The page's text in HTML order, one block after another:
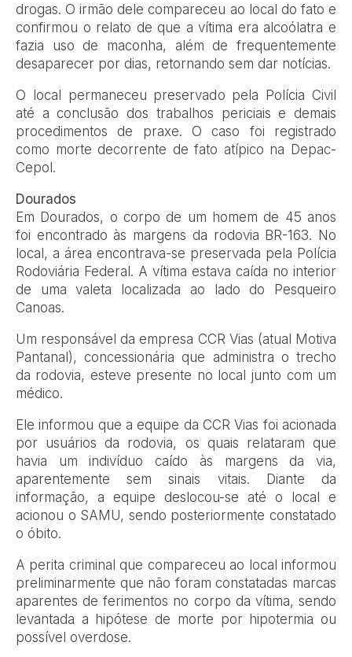
drogas. O irmão dele compareceu ao local do fato e
confirmou o relato de que a vítima era alcoólatra e
fazia uso de maconha, além de frequentemente
desaparecer por dias, retornando sem dar notícias.
O local permaneceu preservado pela Polícia Civil
até a conclusão dos trabalhos periciais e demais
procedimentos de praxe. O caso foi registrado
como morte decorrente de fato atípico na Depac-
Cepol.
Dourados
Em Dourados, o corpo de um homem de 45 anos
foi encontrado às margens da rodovia BR-163. No
local, a área encontrava-se preservada pela Polícia
Rodoviária Federal. A vítima estava caída no interior
de uma valeta localizada ao lado do Pesqueiro
Canoas.
Um responsável da empresa CCR Vias (atual Motiva
Pantanal), concessionária que administra o trecho
da rodovia, esteve presente no local junto com um
médico.
Ele informou que a equipe da CCR Vias foi acionada
por usuários da rodovia, os quais relataram que
havia um indivíduo caído às margens da via,
aparentemente sem sinais vitais. Diante da
informação, a equipe deslocou-se até o local e
acionou o SAMU, sendo posteriormente constatado
o óbito.
A perita criminal que compareceu ao local informou
preliminarmente que não foram constatadas marcas
aparentes de ferimentos no corpo da vítima, sendo
levantada a hipótese de morte por hipotermia ou
possível overdose.